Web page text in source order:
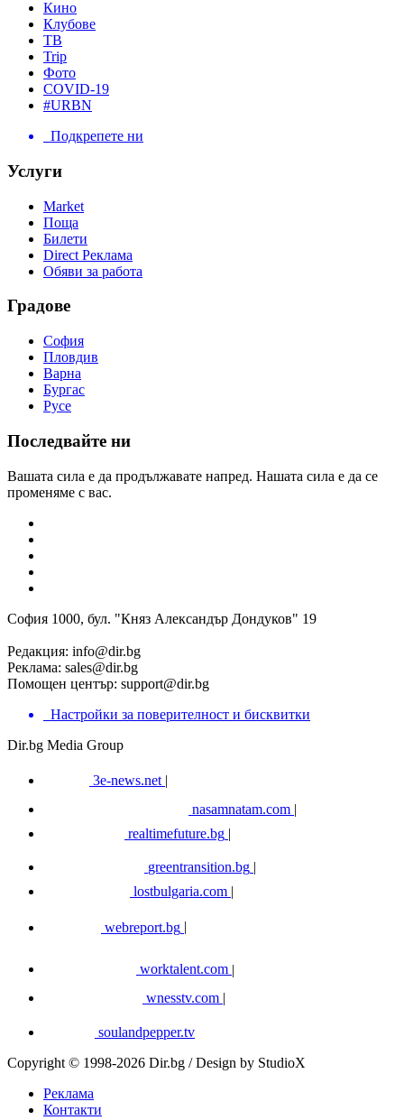
Кино
Клубове
ТВ
Trip
Фото
COVID-19
#URBN
Подкрепете ни
Услуги
Market
Поща
Билети
Direct Реклама
Обяви за работа
Градове
София
Пловдив
Варна
Бургас
Русе
Последвайте ни
Вашата сила е да продължавате напред. Нашата сила е да се
променяме с вас.
София 1000, бул. "Княз Александър Дондуков" 19
Редакция: info@dir.bg
Реклама: sales@dir.bg
Помощен център: support@dir.bg
Настройки за поверителност и бисквитки
Dir.bg Media Group
3e-news.net |
nasamnatam.com |
realtimefuture.bg |
greentransition.bg |
lostbulgaria.com |
webreport.bg
worktalent.com |
wnesstv.com |
soulandpepper.tv
Copyright © 1998-2026 Dir.bg / Design by StudioX
Реклама
Контакти